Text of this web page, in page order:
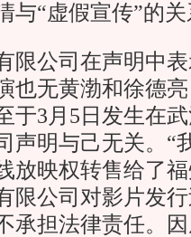
与“虚假宣传”的
公司在声明中表
也无黄渤和徐德
于3月5日发生在
声明与己无关。
放映权转售给了
限公司对影片发
承担法律责任。